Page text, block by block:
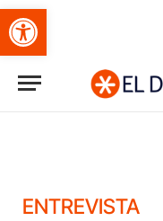
Obre la barra d'eines
ENTREVISTA